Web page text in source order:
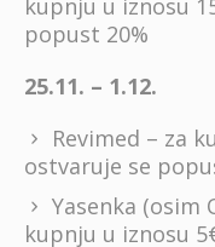
popust 20%
25.11. – 1.12.
Revimed – za
ostvaruje se
Yasenka (osim
kupnju u iznosu